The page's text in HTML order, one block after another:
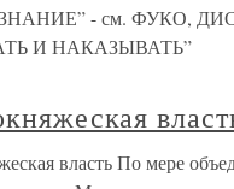
- см. ФУКО,
И НАКАЗЫВАТЬ”
власть По мере